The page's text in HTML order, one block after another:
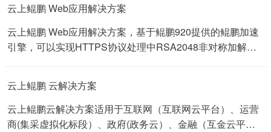
修部件 保修期限 服务方式 主板、CPU、固态硬盘、机械硬
盘、电源、内存、网卡、RAID卡、HBA卡、显卡、硬盘背
板、硬盘模组、CPU风扇、机箱外部各类按键、指示灯、机
服务机构维修后的机器（部件）保修期限随同原整机（...
修服务。 一、云上鲲鹏标准服务 1、 三年有限保修 自您购
买之日（以云上鲲鹏送货单签收日期为准，如签收日期无法
查实，以台式计算机生产序列号（S/N）标识日期为准）
服务方式： 保修部件 保修期限 服务方式 主板、CPU、硬
盘、电源、内存、网卡、显卡、SSD硬盘、CPU风扇 自购
机之日起三年（含） 自购买之日起一年（5×9）免费上门服
云上鲲鹏 Web应⽤解决⽅案
云上鲲鹏 Web应用解决方案，基于鲲鹏920提供的鲲鹏加速
引擎，可以实现HTTPS协议处理中RSA2048非对称加解密
有高并发、低时延、计算密集特点的Web应用性能提升明
显；鲲鹏Web应用解决应用场景方案对常用的C/C++、
Java、Python、Perl、政府 PHP、Go等语言开发的开源
云上鲲鹏 云解决方案
云上鲲鹏云解决方案适用于互联网（互联网云平台）、运营
商(集采虚拟化标段）、政府(政务云）、金融（互金云平